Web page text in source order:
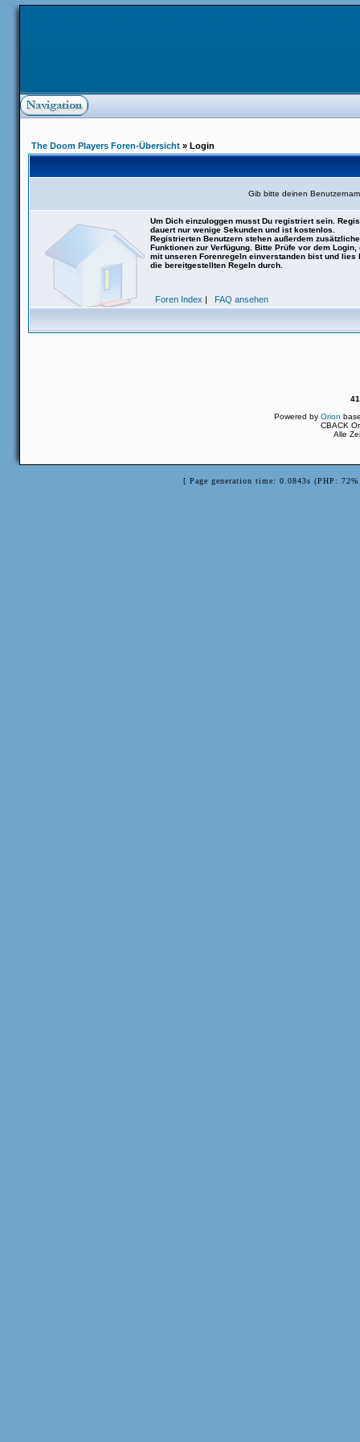
The Doom Players Foren-Übersicht » Login
Gib bitte deinen
Um Dich einzuloggen musst Du registriert sein.
dauert nur wenige Sekunden und ist kostenlos.
Registrierten Benutzern stehen außerdem zusätzliche
Funktionen zur Verfügung. Bitte Prüfe vor dem Login,
mit unseren Forenregeln einverstanden bist und lies
die bereitgestellten Regeln durch.
Foren Index | FAQ ansehen
Powered by Orion
CBACK
Alle
[ Page generation time: 0.0843s (PHP: